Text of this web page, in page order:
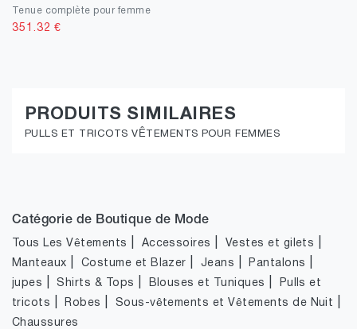
Tenue complète pour femme
351.32 €
PRODUITS SIMILAIRES
PULLS ET TRICOTS VÊTEMENTS POUR FEMMES
Catégorie de Boutique de Mode
Tous Les Vêtements Accessoires Vestes et gilets
Manteaux Costume et Blazer Jeans Pantalons
jupes |Shirts & Tops Blouses et Tuniques
Pulls et
tricots
Robes Sous-vêtements et Vêtements de Nuit
Chaussures